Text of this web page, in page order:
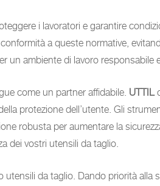
i lavoratori e garantire
a queste normative,
un ambiente di lavoro responsabile
come un partner affidabile. UTTIL
protezione dell’utente. Gli
robusta per aumentare la
dei vostri utensili da taglio.
da taglio. Dando priorità alla